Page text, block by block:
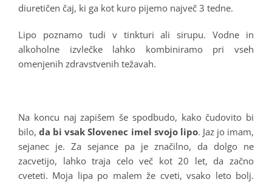
diuretičen čaj, ki ga kot kuro pijemo največ 3 tedne.
Lipo poznamo tudi v tinkturi ali sirupu. Vodne in
alkoholne izvlečke lahko kombiniramo pri vseh
omenjenih zdravstvenih težavah.
Na koncu naj zapišem še spodbudo, kako čudovito bi
bilo,da bi vsak Slovenec imel svojo lipo. Jaz jo imam,
sejanec je. Za sejance pa je značilno, da dolgo ne
zacvetijo, lahko traja celo več kot 20 let, da začno
cveteti. Moja lipa po malem že cveti, vsako leto bolj.